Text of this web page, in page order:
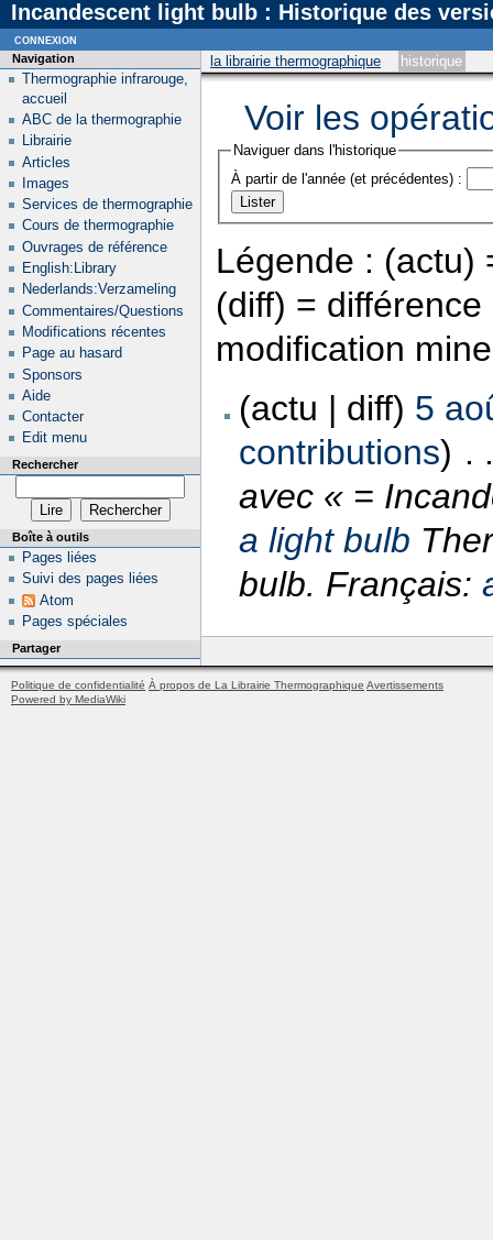
Incandescent light bulb : Historique des
la librairie thermographique historique
Voir les
Naviguer dans l'historique
À partir de l'année (et précédentes) :
Légende : (actu)
(diff) =
modification
(actu | diff) 5
contributions) .
avec « =
a light bulb
bulb. Français:
Navigation
Thermographie infrarouge,
accueil
ABC de la thermographie
Librairie
Articles
Images
Services de thermographie
Cours de thermographie
Ouvrages de référence
English:Library
Nederlands:Verzameling
Commentaires/Questions
Modifications récentes
Page au hasard
Sponsors
Aide
Contacter
Edit menu
Rechercher
Boîte à outils
Pages liées
Suivi des pages liées
Atom
Pages spéciales
Partager
connexion
Politique de confidentialité À propos de La Librairie Thermographique Avertissements
Powered by MediaWiki